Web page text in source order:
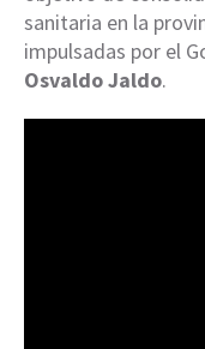
sanitaria en la
impulsadas por el
Osvaldo Jaldo.